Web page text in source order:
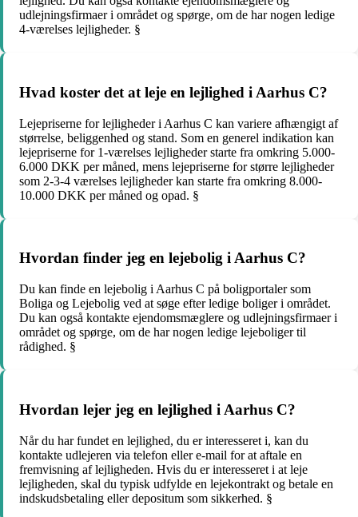
udlejningsfirmaer i området og spørge, om de har nogen ledige
4-værelses lejligheder. §
Hvad koster det at leje en lejlighed i Aarhus C?
Lejepriserne for lejligheder i Aarhus C kan variere afhængigt af
størrelse, beliggenhed og stand. Som en generel indikation kan
lejepriserne for 1-værelses lejligheder starte fra omkring 5.000-
6.000 DKK per måned, mens lejepriserne for større lejligheder
som 2-3-4 værelses lejligheder kan starte fra omkring 8.000-
10.000 DKK per måned og opad. §
Hvordan finder jeg en lejebolig i Aarhus C?
Du kan finde en lejebolig i Aarhus C på boligportaler som
Boliga og Lejebolig ved at søge efter ledige boliger i området.
Du kan også kontakte ejendomsmæglere og udlejningsfirmaer i
området og spørge, om de har nogen ledige lejeboliger til
rådighed. §
Hvordan lejer jeg en lejlighed i Aarhus C?
Når du har fundet en lejlighed, du er interesseret i, kan du
kontakte udlejeren via telefon eller e-mail for at aftale en
fremvisning af lejligheden. Hvis du er interesseret i at leje
lejligheden, skal du typisk udfylde en lejekontrakt og betale en
indskudsbetaling eller depositum som sikkerhed. §